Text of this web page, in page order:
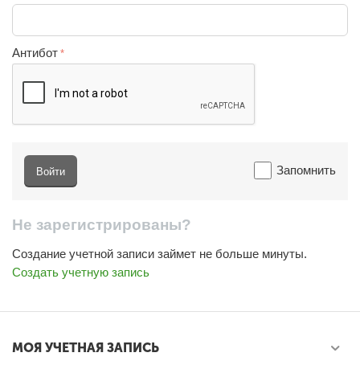
Антибот
Запомнить
Войти
Не зарегистрированы?
Создание учетной записи займет не больше минуты.
Создать учетную запись
МОЯ УЧЕТНАЯ ЗАПИСЬ